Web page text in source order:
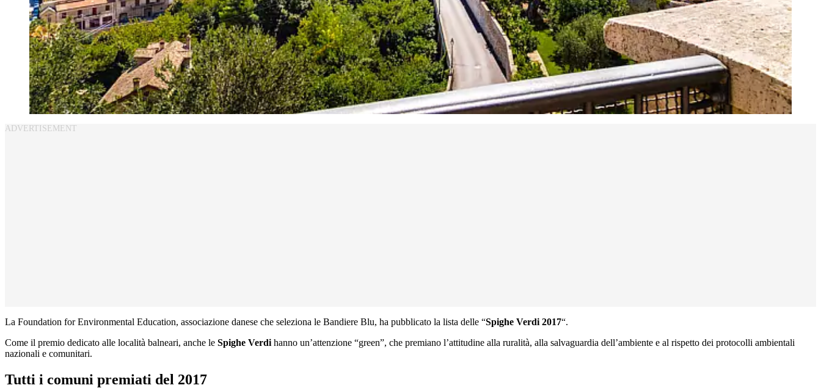
La Foundation for Environmental Education, associazione danese che seleziona le Bandiere Blu, ha pubblicato la lista delle “Spighe Verdi 2017“.
Come il premio dedicato alle località balneari, anche le Spighe Verdi hanno un’attenzione “green”, che premiano l’attitudine alla ruralità, alla salvaguardia dell’ambiente e al rispetto dei protocolli ambientali
nazionali e comunitari.
Tutti i comuni premiati del 2017